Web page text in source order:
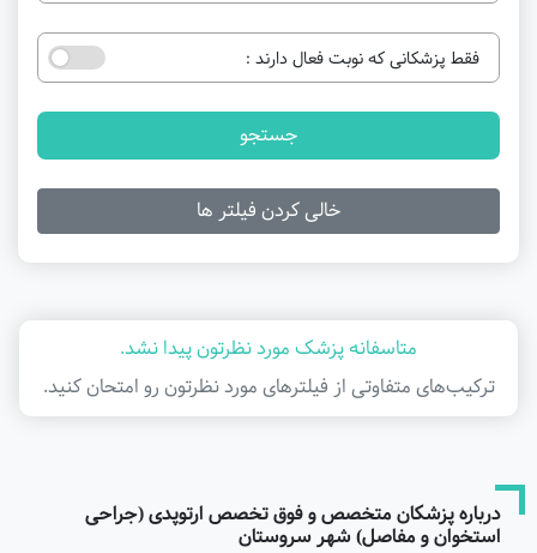
فقط پزشکانی که نوبت فعال دارند :
جستجو
خالی کردن فیلتر ها
متاسفانه پزشک مورد نظرتون پیدا نشد.
ترکیب‌های متفاوتی از فیلتر‌های مورد نظرتون رو امتحان کنید.
درباره پزشکان متخصص و فوق تخصص ارتوپدی (جراحی
استخوان و مفاصل) شهر سروستان